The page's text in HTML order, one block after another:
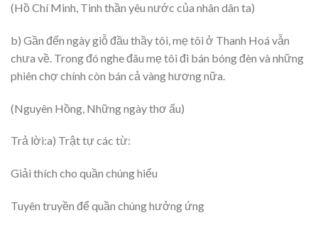
(Hồ Chí Minh, Tinh thần yêu nước của nhân dân ta)
b) Gần đến ngày giỗ đầu thầy tôi, mẹ tôi ở Thanh Hoá vẫn
chưa về. Trong đó nghe đâu mẹ tôi đi bán bóng đèn và những
phiên chợ chính còn bán cả vàng hương nữa.
(Nguyên Hồng, Những ngày thơ ấu)
Trả lời:a) Trật tự các từ:
Giải thích cho quần chúng hiểu
Tuyên truyền để quần chúng hưởng ứng